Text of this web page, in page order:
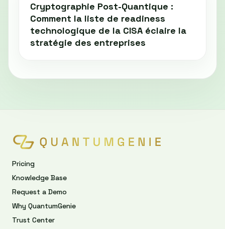
Cryptographie Post-Quantique :
Comment la liste de readiness
technologique de la CISA éclaire la
stratégie des entreprises
Pricing
Knowledge Base
Request a Demo
Why QuantumGenie
Trust Center